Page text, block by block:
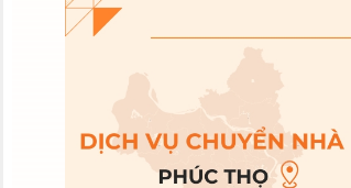
Chuyển nhà trọn gói, không lo dọn
dẹp nơi đi nơi đến
Vệ sinh công nghiệp
Vệ sinh chuyên nghiệp cho văn
phòng, nhà xưởng, công trình lớn